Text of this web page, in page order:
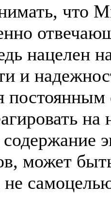
что
нацелен
и
может
не